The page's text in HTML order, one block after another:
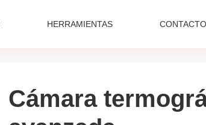
HERRAMIENTAS CONTACTO
Cámara